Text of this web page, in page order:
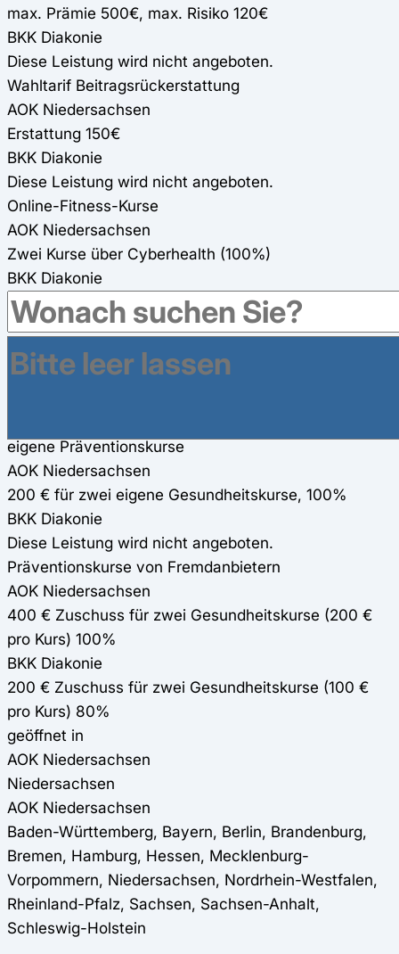
max. Prämie 500€, max. Risiko 120€
BKK Diakonie
Diese Leistung wird nicht angeboten.
Wahltarif Beitragsrückerstattung
AOK Niedersachsen
Erstattung 150€
BKK Diakonie
Diese Leistung wird nicht angeboten.
Online-Fitness-Kurse
AOK Niedersachsen
Zwei Kurse über Cyberhealth (100%)
BKK Diakonie
Diese Leistung wird nicht angeboten.
Gesundheitsreisen
AOK Niedersachsen
Diese Leistung wird nicht angeboten.
eigene Präventionskurse
AOK Niedersachsen
200 € für zwei eigene Gesundheitskurse, 100%
BKK Diakonie
Diese Leistung wird nicht angeboten.
Präventionskurse von Fremdanbietern
AOK Niedersachsen
400 € Zuschuss für zwei Gesundheitskurse (200 €
pro Kurs) 100%
BKK Diakonie
200 € Zuschuss für zwei Gesundheitskurse (100 €
pro Kurs) 80%
geöffnet in
AOK Niedersachsen
Niedersachsen
AOK Niedersachsen
Baden-Württemberg, Bayern, Berlin, Brandenburg,
Bremen, Hamburg, Hessen, Mecklenburg-
Vorpommern, Niedersachsen, Nordrhein-Westfalen,
Rheinland-Pfalz, Sachsen, Sachsen-Anhalt,
Schleswig-Holstein